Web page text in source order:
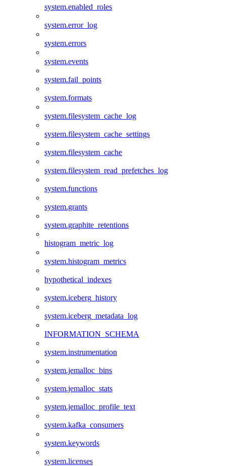
system.enabled_roles
system.error_log
system.errors
system.events
system.fail_points
system.formats
system.filesystem_cache_log
system.filesystem_cache_settings
system.filesystem_cache
system.filesystem_read_prefetches_log
system.functions
system.grants
system.graphite_retentions
histogram_metric_log
system.histogram_metrics
hypothetical_indexes
system.iceberg_history
system.iceberg_metadata_log
INFORMATION_SCHEMA
system.instrumentation
system.jemalloc_bins
system.jemalloc_stats
system.jemalloc_profile_text
system.kafka_consumers
system.keywords
system.licenses